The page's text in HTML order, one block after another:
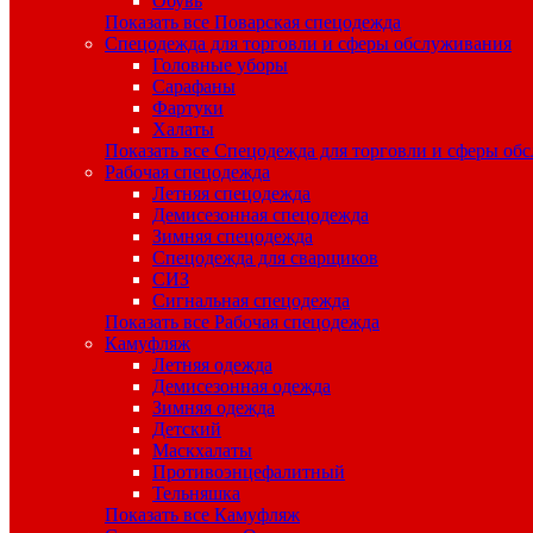
Показать все Поварская спецодежда
Спецодежда для торговли и сферы обслуживания
Головные уборы
Сарафаны
Фартуки
Халаты
Показать все Спецодежда для торговли и сферы
Рабочая спецодежда
Летняя спецодежда
Демисезонная спецодежда
Зимняя спецодежда
Спецодежда для сварщиков
СИЗ
Сигнальная спецодежда
Показать все Рабочая спецодежда
Камуфляж
Летняя одежда
Демисезонная одежда
Зимняя одежда
Детский
Маскхалаты
Противоэнцефалитный
Тельняшка
Показать все Камуфляж